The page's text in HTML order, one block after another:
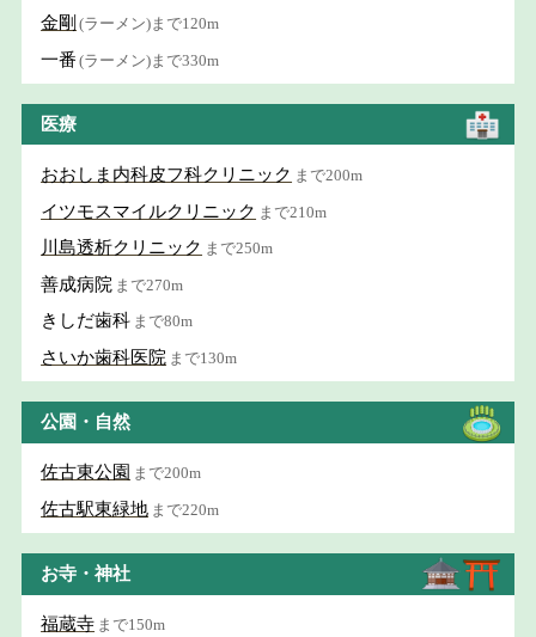
金剛 (ラーメン)まで120m
一番 (ラーメン)まで330m
医療
おおしま内科皮フ科クリニック まで200m
イツモスマイルクリニック まで210m
川島透析クリニック まで250m
善成病院 まで270m
きしだ歯科 まで80m
さいか歯科医院 まで130m
公園・自然
佐古東公園 まで200m
佐古駅東緑地 まで220m
お寺・神社
福蔵寺 まで150m